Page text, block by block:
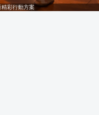
彩行動方案